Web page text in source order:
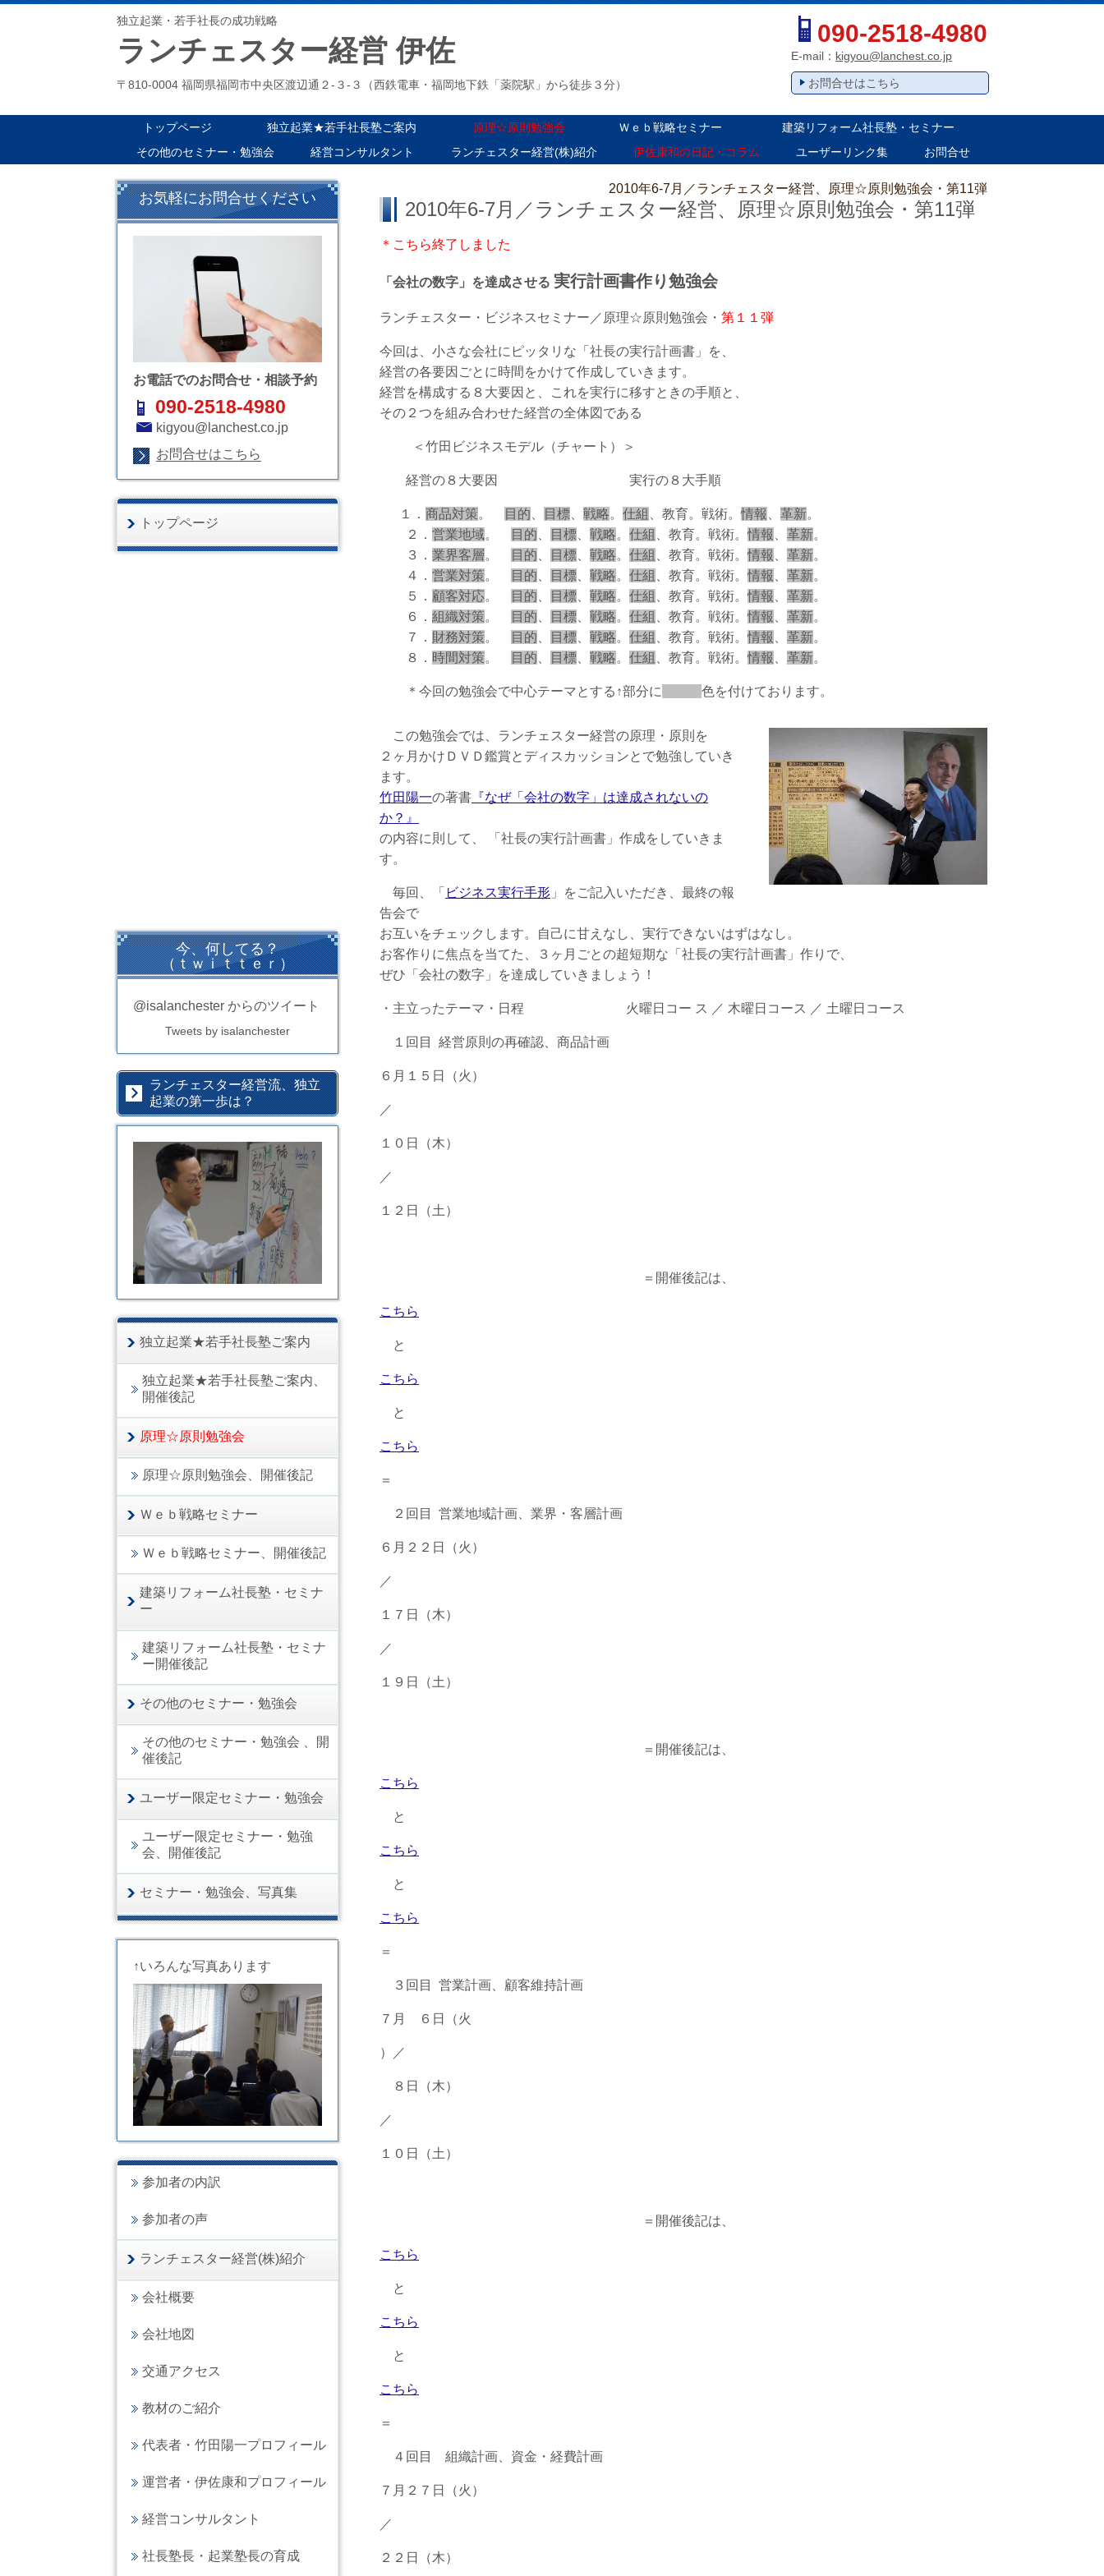
独立起業・若手社長の成功戦略
ランチェスター経営 伊佐
〒810-0004 福岡県福岡市中央区渡辺通２-３-３（西鉄電車・福岡地下鉄「薬院駅」から徒歩３分）
090-2518-4980
E-mail： kigyou@lanchest.co.jp
お問合せはこちら
トップページ 独立起業★若手社長塾ご案内 原理☆原則勉強会 Ｗｅｂ戦略セミナー
建築リフォーム社長塾・セミナー
その他のセミナー・勉強会
経営コンサルタント ランチェスター経営(株)紹介 伊佐康和の日記・コラム ユーザーリンク集 お問合せ
2010年6-7月／ランチェスター経営、原理☆原則勉強会・第11弾
2010年6-7月／ランチェスター経営、原理☆原則勉強会・第11弾
＊こちら終了しました
「会社の数字」を達成させる 実行計画書作り勉強会
ランチェスター・ビジネスセミナー／原理☆原則勉強会・ 第１１弾
今回は、小さな会社にピッタリな「社長の実行計画書」を、
経営の各要因ごとに時間をかけて作成していきます。
経営を構成する８大要因と、これを実行に移すときの手順と、
その２つを組み合わせた経営の全体図である
＜竹田ビジネスモデル（チャート）＞
経営の８大要因 実行の８大手順
１． 商品対策。 目的 目標 戦略。 仕組 、教育。戦術。情報 革新。
２． 営業地域。 目的 目標 戦略。 仕組 、教育。戦術。情報 革新。
３． 業界客層。 目的 目標 戦略。 仕組 、教育。戦術。情報 革新。
４． 営業対策。 目的 目標 戦略。 仕組 、教育。戦術。情報 革新。
５． 顧客対応。 目的 目標 戦略。 仕組 、教育。戦術。情報 革新。
６． 組織対策。 目的 目標 戦略。 仕組 、教育。戦術。情報 革新。
７． 財務対策。 目的 目標 戦略。 仕組 、教育。戦術。情報 革新。
８． 時間対策。 目的 目標 戦略。 仕組 、教育。戦術。情報 革新。
＊今回の勉強会で中心テーマとする↑部分に 色を付けております。
この勉強会では、ランチェスター経営の原理・原則を
２ヶ月かけＤＶＤ鑑賞とディスカッションとで勉強していき
ます。
竹田陽一の著書 『なぜ「会社の数字」は達成されないの
か？』
の内容に則して、 「社長の実行計画書」作成をしていきま
す。
毎回、「 ビジネス実行手形 」をご記入いただき、最終の報
告会で
お互いをチェックします。自己に甘えなし、実行できないはずはなし。
お客作りに焦点を当てた、３ヶ月ごとの超短期な「社長の実行計画書」作りで、
ぜひ「会社の数字」を達成していきましょう！
・主立ったテーマ・日程 火曜日コー ス ／ 木曜日コース ／ 土曜日コース
１回目 経営原則の再確認、商品計画
６月１５日（火）
／
１０日（木）
／
１２日（土）
＝開催後記は、
こちら
と
こちら
と
こちら
＝
２回目 営業地域計画、業界・客層計画
６月２２日（火）
／
１７日（木）
／
１９日（土）
＝開催後記は、
こちら
と
こちら
と
こちら
＝
３回目 営業計画、顧客維持計画
７月 ６日（火
）／
８日（木）
／
１０日（土）
＝開催後記は、
こちら
と
こちら
と
こちら
＝
４回目 組織計画、資金・経費計画
７月２７日（火）
／
２２日（木）
お気軽にお問合せください
お電話でのお問合せ・相談予約
090-2518-4980
kigyou@lanchest.co.jp
お問合せはこちら
トップページ
今、何してる？
（ｔｗｉｔｔｅｒ）
@isalanchester からのツイート
Tweets by isalanchester
ランチェスター経営流、独立
起業の第一歩は？
独立起業★若手社長塾ご案内
独立起業★若手社長塾ご案内、
開催後記
原理☆原則勉強会
原理☆原則勉強会、開催後記
Ｗｅｂ戦略セミナー
Ｗｅｂ戦略セミナー、開催後記
建築リフォーム社長塾・セミナ
ー
建築リフォーム社長塾・セミナ
ー開催後記
その他のセミナー・勉強会
その他のセミナー・勉強会 、開
催後記
ユーザー限定セミナー・勉強会
ユーザー限定セミナー・勉強
会、開催後記
セミナー・勉強会、写真集
↑いろんな写真あります
参加者の内訳
参加者の声
ランチェスター経営(株)紹介
会社概要
会社地図
交通アクセス
教材のご紹介
代表者・竹田陽一プロフィール
運営者・伊佐康和プロフィール
経営コンサルタント
社長塾長・起業塾長の育成